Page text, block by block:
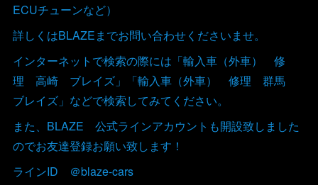
ECUチューンなど）
詳しくはBLAZEまでお問い合わせくださいませ。
インターネットで検索の際には「輸入車（外車） 修
理 高崎 ブレイズ」「輸入車（外車） 修理 群馬
ブレイズ」などで検索してみてください。
また、BLAZE 公式ラインアカウントも開設致しました
のでお友達登録お願い致します！
ラインID ＠blaze-cars